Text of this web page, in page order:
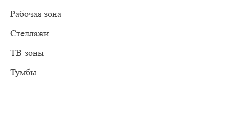
Рабочая зона
Стеллажи
ТВ зоны
Тумбы